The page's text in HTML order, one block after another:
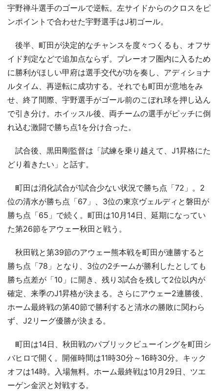
宇野禅斗選手のゴールで逆転。左サイドからのクロスをピ
ンポイントで合わせた宇野選手はJ初ゴール。
後半、町田が決定的なチャンスを度々つくるも、オフサ
イド判定などで追加点ならず。プレーオフ圏内に入るため
に勝利がほしい甲府は選手交代が功を奏し、アディショナ
ルタイム、再逆転に成功する。それでも町田が意地をみ
せ、終了間際、宇野選手がゴール前のこぼれ球を押し込ん
で引き分け。ホイッスル後、両チームの選手がピッチに倒
れ込む激闘で勝ち点1を分け合った。
試合後、黒田剛監督は「試練を乗り越えて、J1昇格にた
どり着きたい」と話す。
町田は消化試合が1試合少ない状況で勝ち点「72」。2
位の清水が勝ち点「67」、3位の東京ヴェルディと磐田が
勝ち点「65」で続く。町田は10月14日、延期になってい
た第26節をアウェー秋田と戦う。
秋田戦と第39節のアウェー熊本戦を町田が連勝すると
勝ち点「78」となり、3位の2チームが勝利したとしても
勝ち点差が「10」に開き、残り3試合を残して2位以内が
確定、来季のJ1昇格が決まる。さらにアウェー2連勝後、
ホーム最終戦の第40節で勝利すると清水の勝敗に関わら
ず、J2リーグ優勝が決まる。
町田は14日、秋田戦のパブリックビューイングを町田シ
バヒロで開く。開催時間は11時30分～16時30分。キック
オフは14時。入場無料。ホーム最終戦は10月29日、ツエ
ーゲン金沢と対戦する。